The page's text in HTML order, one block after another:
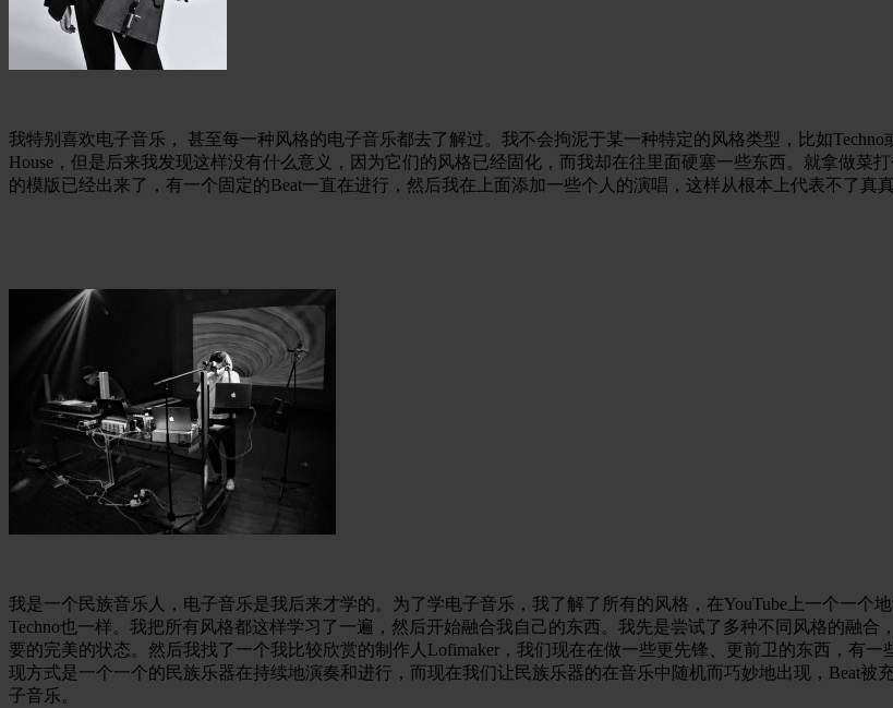
我特别喜欢电子音乐， 甚至每一种风格的电子音乐都去了解过。我不会拘泥于某一种特定的风格类型，比如
House，但是后来我发现这样没有什么意义，因为它们的风格已经固化，而我却在往里面硬塞一些东西。就拿做菜
的模版已经出来了，有一个固定的Beat一直在进行，然后我在上面添加一些个人的演唱，这样从根本上代表不了真
我是一个民族音乐人，电子音乐是我后来才学的。为了学电子音乐，我了解了所有的风格，在YouTube上一个一个
Techno也一样。我把所有风格都这样学习了一遍，然后开始融合我自己的东西。我先是尝试了多种不同风格的融
要的完美的状态。然后我找了一个我比较欣赏的制作人Lofimaker，我们现在在做一些更先锋、更前卫的东西，有
现方式是一个一个的民族乐器在持续地演奏和进行，而现在我们让民族乐器的在音乐中随机而巧妙地出现，Beat
子音乐。